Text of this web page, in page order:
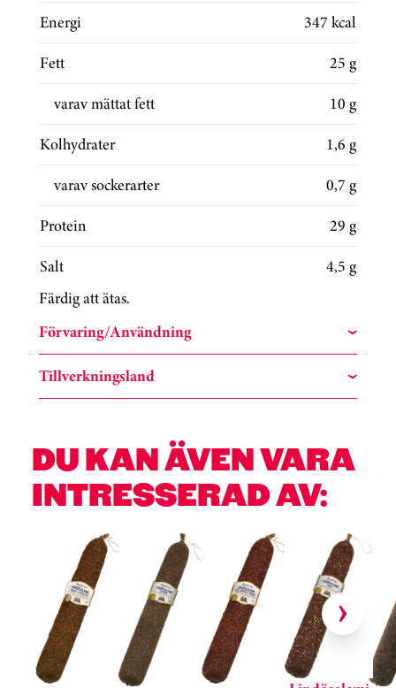
Energi
347 kcal
Fett
25 g
varav mättat fett
10 g
Kolhydrater
1,6 g
varav sockerarter
0,7 g
Protein
29 g
Salt
4,5 g
Färdig att ätas.
Förvaring/Användning
Tillverkningsland
DU KAN ÄVEN VARA
INTRESSERAD AV:
Hoppa över kortkarusell